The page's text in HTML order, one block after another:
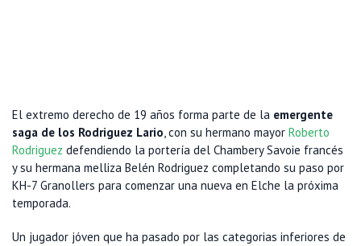
El extremo derecho de 19 años forma parte de la emergente
saga de los Rodriguez Lario, con su hermano mayor Roberto
Rodriguez defendiendo la portería del Chambery Savoie francés
y su hermana melliza Belén Rodriguez completando su paso por
KH-7 Granollers para comenzar una nueva en Elche la próxima
temporada.
Un jugador jóven que ha pasado por las categorias inferiores de